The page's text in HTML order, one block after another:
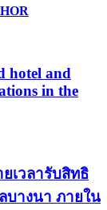
hotel and
in the
เวลารับสิทธิ
บางนา ภายใน